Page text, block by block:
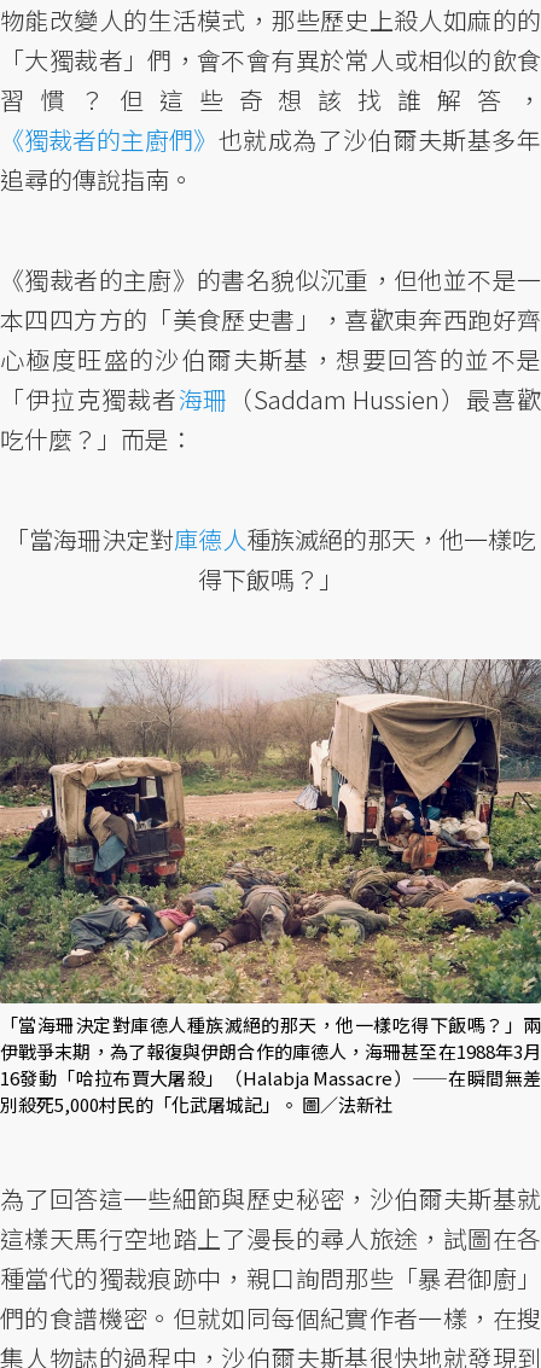
物能改變人的生活模式，那些歷史上殺人如麻的的
「大獨裁者」們，會不會有異於常人或相似的飲食
習慣？但這些奇想該找誰解答，
《獨裁者的主廚們》 也就成為了沙伯爾夫斯基多年
追尋的傳說指南。
《獨裁者的主廚》的書名貌似沉重，但他並不是一
本四四方方的「美食歷史書」，喜歡東奔西跑好齊
心極度旺盛的沙伯爾夫斯基，想要回答的並不是
「伊拉克獨裁者海珊 （Saddam Hussien）最喜歡
吃什麼？」而是：
「當海珊決定對庫德人種族滅絕的那天，他一樣吃
得下飯嗎？」
「當海珊決定對庫德人種族滅絕的那天，他一樣吃得下飯嗎？」兩
伊戰爭末期，為了報復與伊朗合作的庫德人，海珊甚至在1988年3月
16發動「哈拉布賈大屠殺」（Halabja Massacre）——在瞬間無差
別殺死5,000村民的「化武屠城記」。 圖／法新社
為了回答這一些細節與歷史秘密，沙伯爾夫斯基就
這樣天馬行空地踏上了漫長的尋人旅途，試圖在各
種當代的獨裁痕跡中，親口詢問那些「暴君御廚」
們的食譜機密。但就如同每個紀實作者一樣，在搜
集人物誌的過程中，沙伯爾夫斯基很快地就發現到